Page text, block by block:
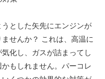
とした矢先にエンジンが
せんか？ これは、高温に
化し、ガスが詰まってし
もしれません。パーコレ